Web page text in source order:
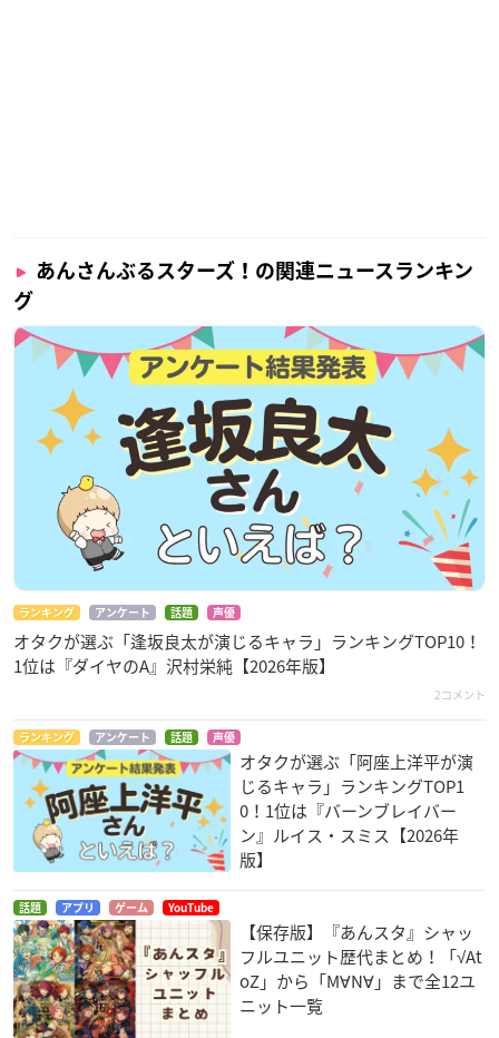
あんさんぶるスターズ！の関連ニュースランキン
グ
ランキング アンケート 話題 声優
オタクが選ぶ「逢坂良太が演じるキャラ」ランキングTOP10！
1位は『ダイヤのA』沢村栄純【2026年版】
2コメント
ランキング アンケート 話題 声優
オタクが選ぶ「阿座上洋平が演
じるキャラ」ランキングTOP1
0！1位は『バーンブレイバー
ン』ルイス・スミス【2026年
版】
話題 アプリ ゲーム YouTube
【保存版】『あんスタ』シャッ
フルユニット歴代まとめ！「√At
oZ」から「M∀N∀」まで全12ユ
ニット一覧